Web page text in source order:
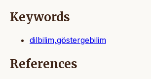
Keywords
dilbilim,göstergebilim
References